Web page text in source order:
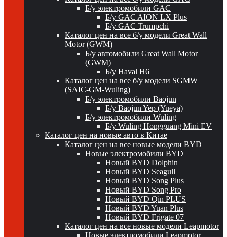
Б/у электромобили GAC
Б/у GAC AION LX Plus
Б/у GAC Trumpchi
Каталог цен на все б/у модели Great Wall
Motor (GWM)
Б/у автомобили Great Wall Motor
(GWM)
Б/у Haval H6
Каталог цен на все б/у модели SGMW
(SAIC-GM-Wuling)
Б/у электромобили Baojun
Б/у Baojun Yep (Yueya)
Б/у электромобили Wuling
Б/у Wuling Hongguang Mini EV
Каталог цен на новые авто в Китае
Каталог цен на все новые модели BYD
Новые электромобили BYD
Новый BYD Dolphin
Новый BYD Seagull
Новый BYD Song Plus
Новый BYD Song Pro
Новый BYD Qin PLUS
Новый BYD Yuan Plus
Новый BYD Frigate 07
Каталог цен на все новые модели Leapmotor
Новые электромобили Leapmotor